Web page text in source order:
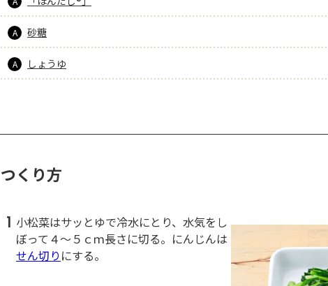
A 砂糖
A しょうゆ
つくり方
1 小松菜はサッとゆで冷水にとり、水気をし
ぼって４～５ｃｍ長さに切る。にんじんは
せん切り にする。